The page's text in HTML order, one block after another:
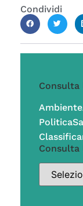
Condividi
Ambiente
Politica
Consulta